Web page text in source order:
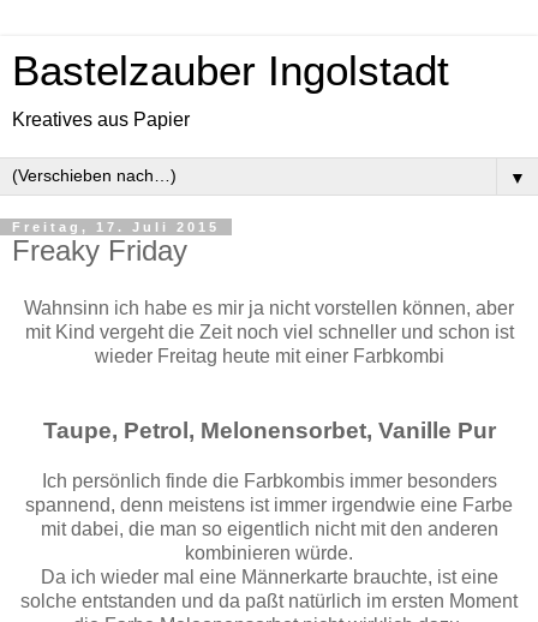
Bastelzauber Ingolstadt
Kreatives aus Papier
▼
Freitag, 17. Juli 2015
Freaky Friday
Wahnsinn ich habe es mir ja nicht vorstellen können, aber
mit Kind vergeht die Zeit noch viel schneller und schon ist
wieder Freitag heute mit einer Farbkombi
Taupe, Petrol, Melonensorbet, Vanille Pur
Ich persönlich finde die Farbkombis immer besonders
spannend, denn meistens ist immer irgendwie eine Farbe
mit dabei, die man so eigentlich nicht mit den anderen
kombinieren würde.
Da ich wieder mal eine Männerkarte brauchte, ist eine
solche entstanden und da paßt natürlich im ersten Moment